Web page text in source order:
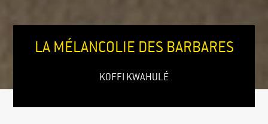
LA MÉLANCOLIE DES BARBARES
KOFFI KWAHULÉ